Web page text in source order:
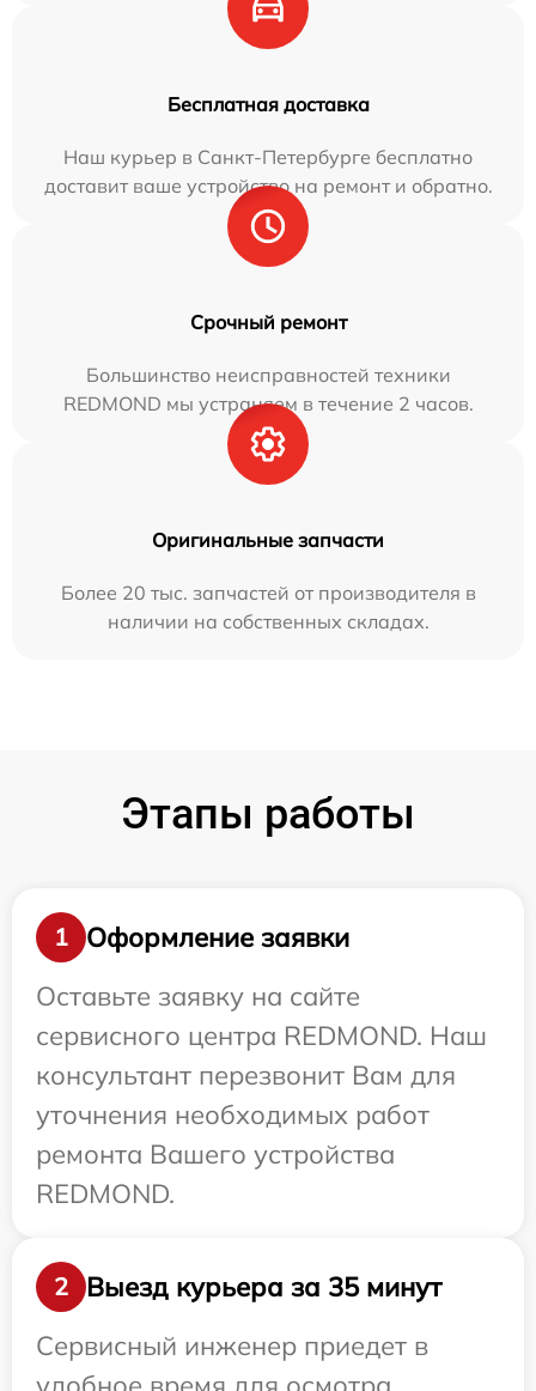
Бесплатная доставка
Наш курьер в Санкт-Петербурге бесплатно
доставит ваше устройство на ремонт и обратно.
Срочный ремонт
Большинство неисправностей техники
REDMOND мы устраняем в течение 2 часов.
Оригинальные запчасти
Более 20 тыс. запчастей от производителя в
наличии на собственных складах.
Этапы работы
1
Оформление заявки
Оставьте заявку на сайте
сервисного центра REDMOND. Наш
консультант перезвонит Вам для
уточнения необходимых работ
ремонта Вашего устройства
REDMOND.
2
Выезд курьера за 35 минут
Сервисный инженер приедет в